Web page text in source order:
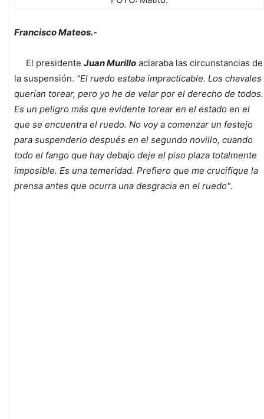
Francisco Mateos.-
El presidente Juan Murillo aclaraba las circunstancias de
la suspensión. "El ruedo estaba impracticable. Los chavales
querían torear, pero yo he de velar por el derecho de todos.
Es un peligro más que evidente torear en el estado en el
que se encuentra el ruedo. No voy a comenzar un festejo
para suspenderlo después en el segundo novillo, cuando
todo el fango que hay debajo deje el piso plaza totalmente
imposible. Es una temeridad. Prefiero que me crucifique la
prensa antes que ocurra una desgracia en el ruedo".